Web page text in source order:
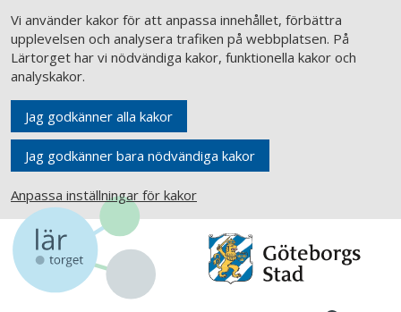
Vi använder kakor för att anpassa innehållet, förbättra
upplevelsen och analysera trafiken på webbplatsen. På
Lärtorget har vi nödvändiga kakor, funktionella kakor och
analyskakor.
Jag godkänner alla kakor
Jag godkänner bara nödvändiga kakor
Anpassa inställningar för kakor